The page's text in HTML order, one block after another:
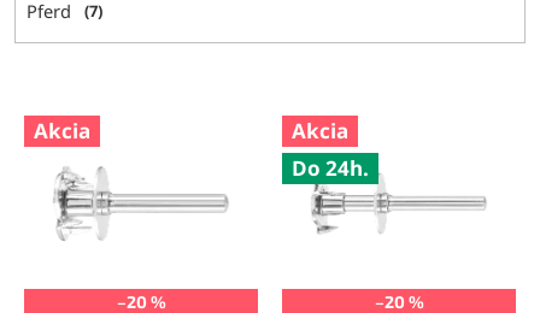
Pferd 7
V
Akcia
–20 %
Akcia
Do 24h.
–20 %